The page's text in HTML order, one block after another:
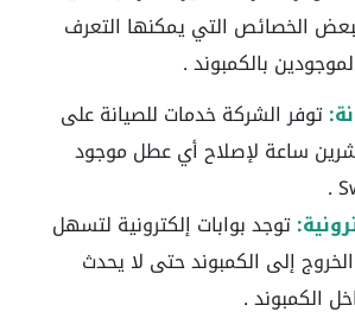
الخصائص التي يمكنها التعرف
بالكمبوند .
توفر الشركة خدمات للصيانة على
ساعة لإصلاح أي عطل موجود
توجد بوابات إلكترونية لتسهل
إلى الكمبوند حتى لا يحدث
الكمبوند .